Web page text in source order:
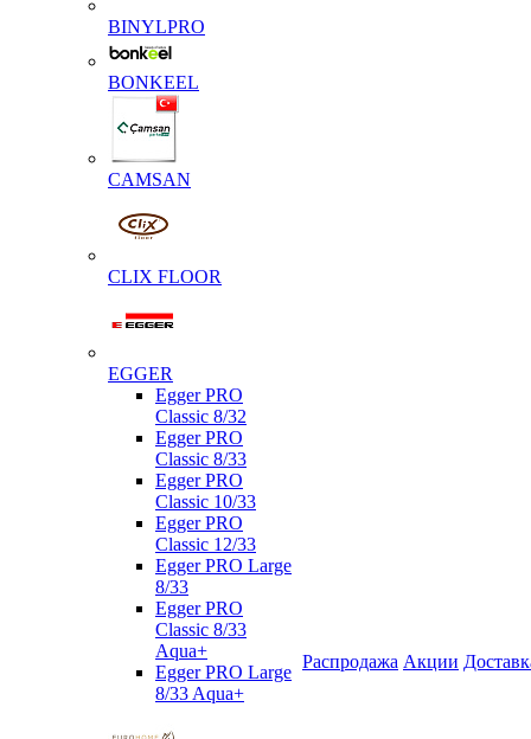
BINYLPRO
BONKEEL
CAMSAN
CLIX FLOOR
EGGER
Egger PRO
Classic 8/32
Egger PRO
Classic 8/33
Egger PRO
Classic 10/33
Egger PRO
Classic 12/33
Egger PRO Large
8/33
Egger PRO
Classic 8/33
Aqua+
Egger PRO Large
8/33 Aqua+
Распродажа Акции